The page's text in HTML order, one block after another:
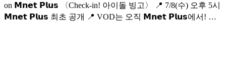
on 𝗠𝗻𝗲𝘁 𝗣𝗹𝘂𝘀 〈Check-in! 아이돌 빙고〉 📍 7/8(수) 오후 5시
𝗠𝗻𝗲𝘁 𝗣𝗹𝘂𝘀 최초 공개 📍 VOD는 오직 𝗠𝗻𝗲𝘁 𝗣𝗹𝘂𝘀에서! 📺